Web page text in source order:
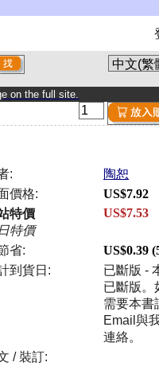
on the full site.
:
陶恕
價格:
US$7.92
特價
特價
US$7.53
省:
US$0.39
到貨日:
已斷版 -
已斷版。
需要本書
Email與
連絡。
/ 裝訂: